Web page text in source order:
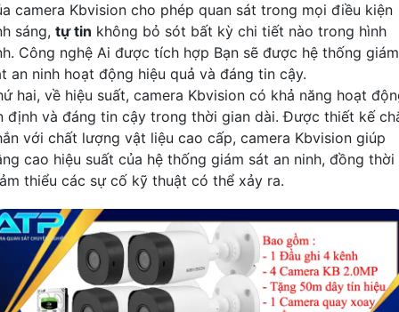
camera Kbvision cho phép quan sát trong mọi điều kiện
sáng, tự tin không bỏ sót bất kỳ chi tiết nào trong hình
Công nghệ Ai được tích hợp Bạn sẽ được hệ thống giám
an ninh hoạt động hiệu quả và đáng tin cậy.
hai, về hiệu suất, camera Kbvision có khả năng hoạt
định và đáng tin cậy trong thời gian dài. Được thiết kế
với chất lượng vật liệu cao cấp, camera Kbvision giúp
cao hiệu suất của hệ thống giám sát an ninh, đồng thời
thiểu các sự cố kỹ thuật có thể xảy ra.